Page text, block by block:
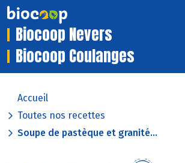
Biocoop Nevers
Biocoop Coulanges
Accueil
Toutes nos recettes
Soupe de pastèque et granité...